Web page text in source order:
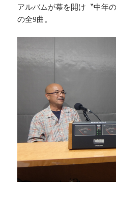
アルバムが幕を開け〝中年
の全9曲。